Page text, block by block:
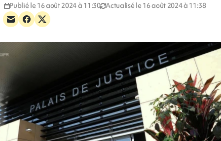
Publié le 16 août 2024 à 11:30 Actualisé le 16 août 2024 à 11:38